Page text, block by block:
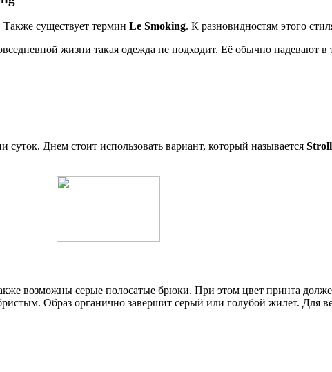
Также существует термин Le Smoking. К разновидностям этого
жизни такая одежда не подходит. Её обычно надевают в
Днем стоит использовать вариант, который называется
возможны серые полосатые брюки. При этом цвет принта
Образ органично завершит серый или голубой жилет. Для